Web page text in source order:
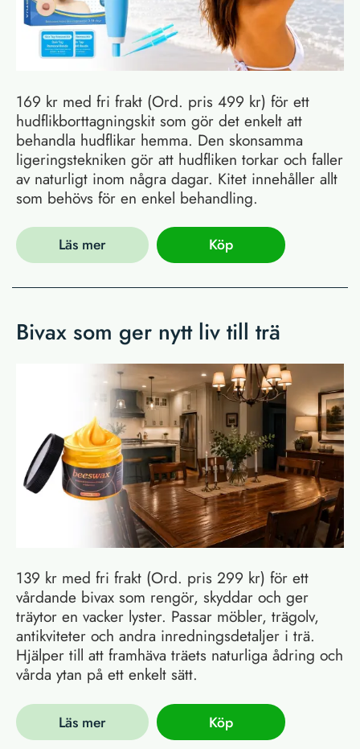
169 kr med fri frakt (Ord. pris 499 kr) för ett
hudflikborttagningskit som gör det enkelt att
behandla hudflikar hemma. Den skonsamma
ligeringstekniken gör att hudfliken torkar och faller
av naturligt inom några dagar. Kitet innehåller allt
som behövs för en enkel behandling.
Läs mer Köp
Bivax som ger nytt liv till trä
139 kr med fri frakt (Ord. pris 299 kr) för ett
vårdande bivax som rengör, skyddar och ger
träytor en vacker lyster. Passar möbler, trägolv,
antikviteter och andra inredningsdetaljer i trä.
Hjälper till att framhäva träets naturliga ådring och
vårda ytan på ett enkelt sätt.
Läs mer Köp